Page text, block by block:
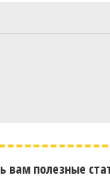
вам полезные